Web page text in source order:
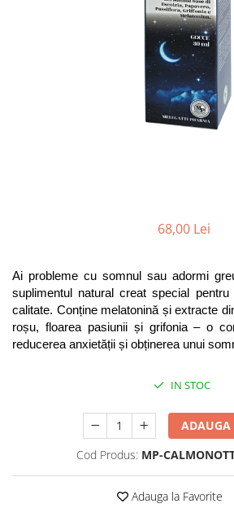
Altele-Suplimente alimentare
68,00 Lei
Ai probleme cu somnul sau adormi
suplimentul natural creat special
calitate. Conține melatonină și extracte
roșu, floarea pasiunii și grifonia – o
reducerea anxietății și obținerea unui
IN STOC
ADAUGA
Cod Produs: MP-
Adauga la Favorite